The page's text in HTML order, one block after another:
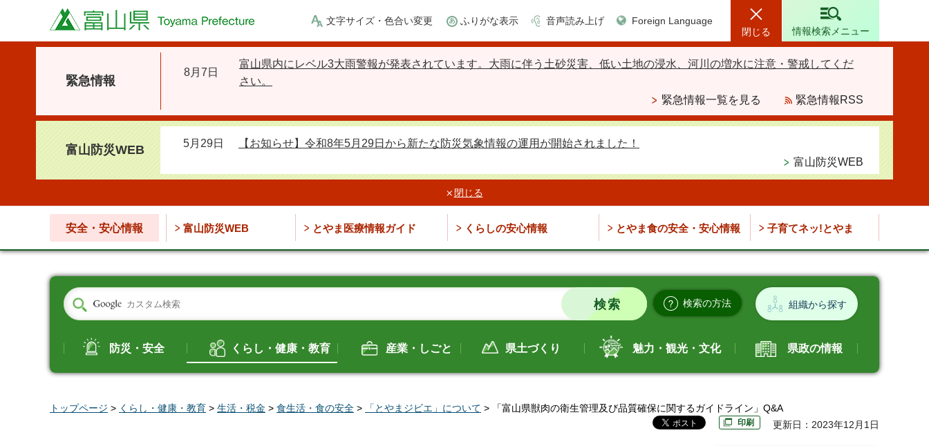
富山県 文字サイズ・色合い変更 ふりがな表示 音声読み上げ
Foreign Language
閉じる
情報検索メニュー
緊急情報
8月7日
富山県内にレベル3大雨警報が発表されています。大雨に伴う土砂災害、低い土地の浸水、河川の増水に注意・警戒してくだ
さい。
緊急情報一覧を見る
緊急情報RSS
富山防災WEB 5月29日
【お知らせ】令和8年5月29日から新たな防災気象情報の運用が開始されました！
富山防災WEB
閉じる
安全・安心情報 富山防災WEB とやま医療情報ガイド くらしの安心情報 とやま食の安全・安心情報 子育てネッ!とやま
検索の方法 組織から探す
防災・安全 くらし・健康・教育 産業・しごと 県土づくり 魅力・観光・文化 県政の情報
トップページ > くらし・健康・教育 > 生活・税金 > 食生活・食の安全 > 「とやまジビエ」について > 「富山県獣肉の衛生管理及び品質確保に関するガイドライン」Q&A
印刷 更新日：2023年12月1日